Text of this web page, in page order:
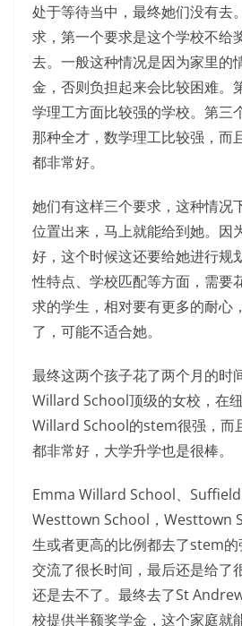
处于等待当中，最终她们没有去
求，第一个要求是这个学校不给
去。一般这种情况是因为家里的
金，否则负担起来会比较困难。
学理工方面比较强的学校。第三
那种全才，数学理工比较强，而
都非常好。
她们有这样三个要求，这种情况
位置出来，马上就能给到她。因
好，这个时候这还要给她进行规
性特点、学校匹配等方面，需要
求的学生，相对要有更多的耐心
了，可能不适合她。
最终这两个孩子花了两个月的时
Willard School顶级的女校，在
Willard School的stem很强，而
都非常好，大学升学也是很棒。
Emma Willard School、Suffield
Westtown School，Westtown
生或者更高的比例都去了stem
交流了很长时间，最后还是给了
还是去不了。最终去了St
校提供半额奖学金，这个家庭就